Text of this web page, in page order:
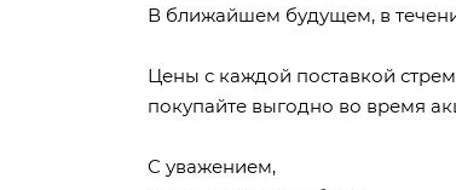
В ближайшем будущем, в
Цены с каждой поставкой
покупайте выгодно во время
С уважением,